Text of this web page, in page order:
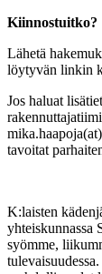
Kiinnostuitko?
Lähetä
löytyvän linkin
Jos haluat
tavoitat
K:laisten
yhteiskunnassa
syömme,